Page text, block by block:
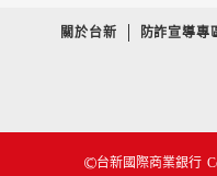
關於台新 防詐宣導專
台新國際商業銀行